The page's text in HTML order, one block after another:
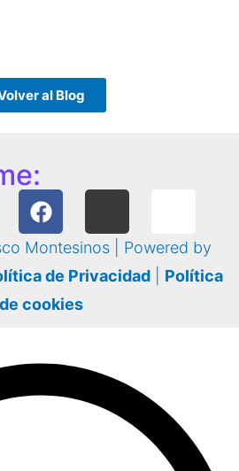
al Blog
Montesinos | Powered by
de Privacidad| Política
de cookies